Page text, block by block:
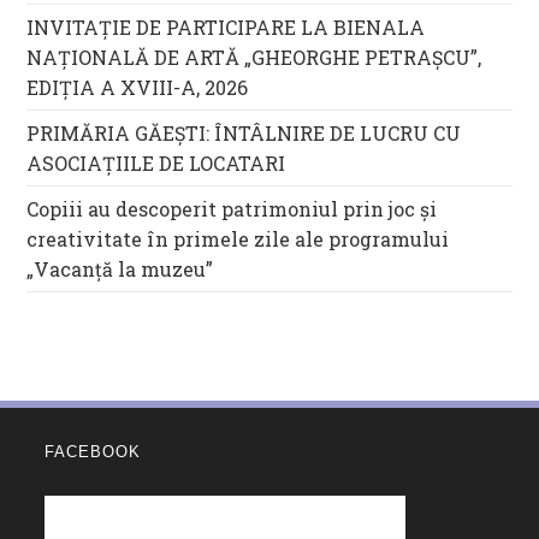
INVITAȚIE DE PARTICIPARE LA BIENALA
NAȚIONALĂ DE ARTĂ „GHEORGHE PETRAȘCU”,
EDIŢIA A XVIII-A, 2026
PRIMĂRIA GĂEȘTI: ÎNTÂLNIRE DE LUCRU CU
ASOCIAȚIILE DE LOCATARI
Copiii au descoperit patrimoniul prin joc și
creativitate în primele zile ale programului
„Vacanță la muzeu”
FACEBOOK